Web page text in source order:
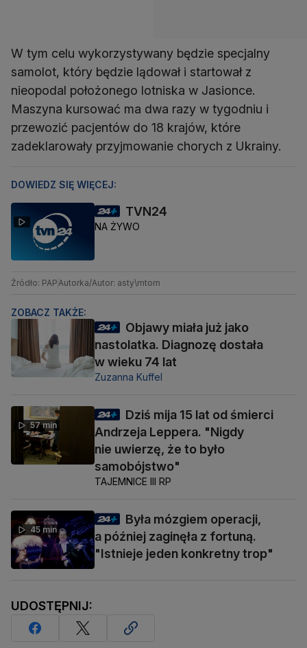
W tym celu wykorzystywany będzie specjalny
samolot, który będzie lądował i startował z
nieopodal położonego lotniska w Jasionce.
Maszyna kursować ma dwa razy w tygodniu i
przewozić pacjentów do 18 krajów, które
zadeklarowały przyjmowanie chorych z Ukrainy.
DOWIEDZ SIĘ WIĘCEJ:
TVN24
NA ŻYWO
Źródło: PAPAutorka/Autor: asty\mtom
ZOBACZ TAKŻE:
Objawy miała już jako
nastolatka. Diagnozę dostała
w wieku 74 lat
Zuzanna Kuffel
57 min
Dziś mija 15 lat od śmierci
Andrzeja Leppera. "Nigdy
nie uwierzę, że to było
samobójstwo"
TAJEMNICE III RP
45 min
Była mózgiem operacji,
a później zaginęła z fortuną.
"Istnieje jeden konkretny trop"
UDOSTĘPNIJ: